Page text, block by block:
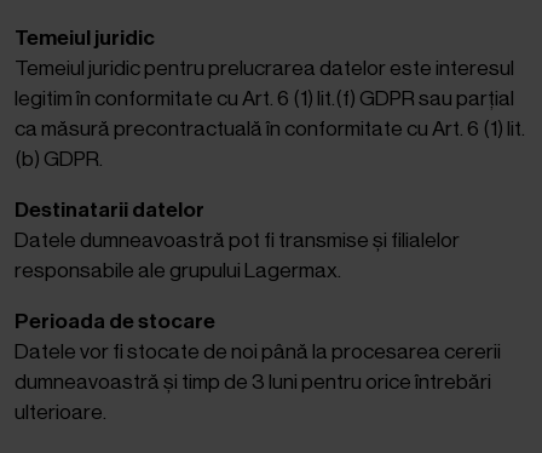
Temeiul juridic
Temeiul juridic pentru prelucrarea datelor este interesul
legitim în conformitate cu Art. 6 (1) lit.(f) GDPR sau parțial
ca măsură precontractuală în conformitate cu Art. 6 (1) lit.
(b) GDPR.
Destinatarii datelor
Datele dumneavoastră pot fi transmise și filialelor
responsabile ale grupului Lagermax.
Perioada de stocare
Datele vor fi stocate de noi până la procesarea cererii
dumneavoastră și timp de 3 luni pentru orice întrebări
ulterioare.